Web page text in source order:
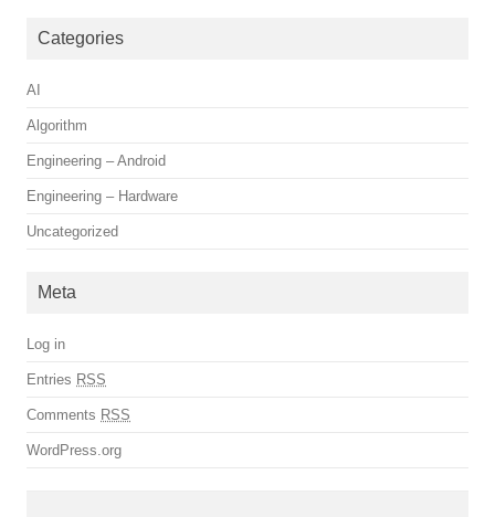
Categories
AI
Algorithm
Engineering – Android
Engineering – Hardware
Uncategorized
Meta
Log in
Entries RSS
Comments RSS
WordPress.org